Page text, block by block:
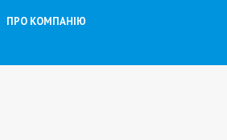
ПРО КОМПАНІЮ